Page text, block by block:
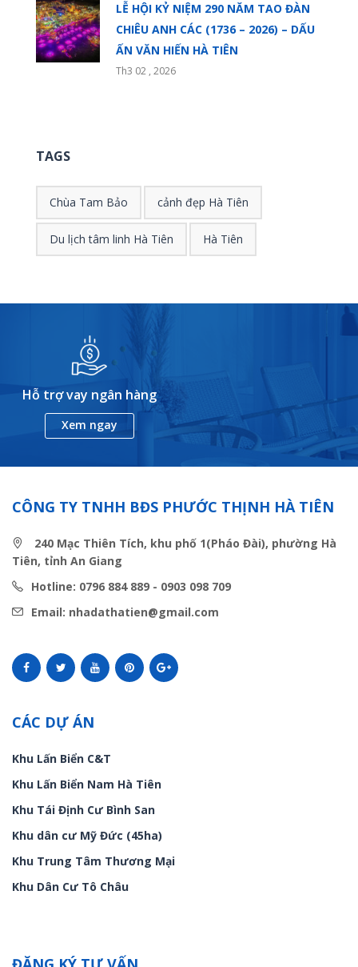
LỄ HỘI KỶ NIỆM 290 NĂM TAO ĐÀN
CHIÊU ANH CÁC (1736 – 2026) – DẤU
ẤN VĂN HIẾN HÀ TIÊN
Th3 02 , 2026
TAGS
Chùa Tam Bảo cảnh đẹp Hà Tiên
Du lịch tâm linh Hà Tiên Hà Tiên
Hỗ trợ vay ngân hàng
Xem ngay
CÔNG TY TNHH BĐS PHƯỚC THỊNH HÀ TIÊN
240 Mạc Thiên Tích, khu phố 1(Pháo Đài), phường Hà
Tiên, tỉnh An Giang
Hotline: 0796 884 889 - 0903 098 709
Email: nhadathatien@gmail.com
CÁC DỰ ÁN
Khu Lấn Biển C&T
Khu Lấn Biển Nam Hà Tiên
Khu Tái Định Cư Bình San
Khu dân cư Mỹ Đức (45ha)
Khu Trung Tâm Thương Mại
Khu Dân Cư Tô Châu